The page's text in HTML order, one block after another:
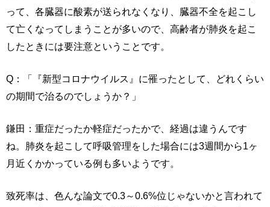
って、各臓器に酸素が送られなくなり、臓器不全を起こし
て亡くなってしまうことが多いので、高齢者が肺炎を起こ
したときには要注意ということです。
Q：「『新型コロナウイルス』に罹ったとして、どれくらい
の期間で治るのでしょうか？」
鎌田：重症だったか軽症だったかで、経過は違うんです
ね。肺炎を起こして呼吸管理をした場合には3週間から1ヶ
月近くかかっている例も多いようです。
致死率は、色んな論文で0.3～0.6%位じゃないかと言われて